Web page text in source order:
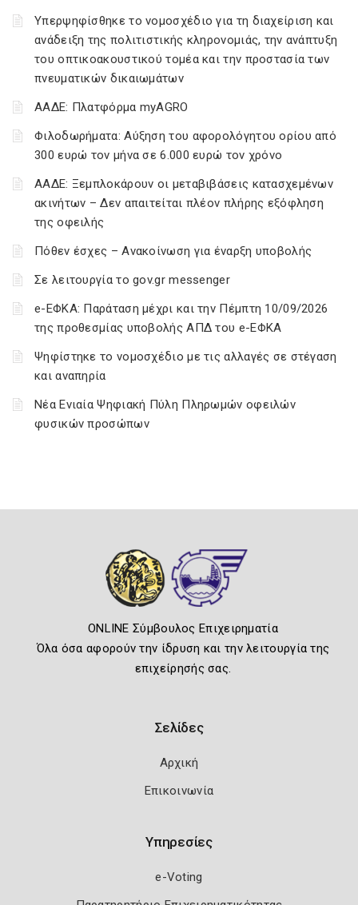
Υπερψηφίσθηκε το νομοσχέδιο για τη διαχείριση και
ανάδειξη της πολιτιστικής κληρονομιάς, την ανάπτυξη
του οπτικοακουστικού τομέα και την προστασία των
πνευματικών δικαιωμάτων
ΑΑΔΕ: Πλατφόρμα myAGRO
Φιλοδωρήματα: Αύξηση του αφορολόγητου ορίου από
300 ευρώ τον μήνα σε 6.000 ευρώ τον χρόνο
ΑΑΔΕ: Ξεμπλοκάρουν οι μεταβιβάσεις κατασχεμένων
ακινήτων – Δεν απαιτείται πλέον πλήρης εξόφληση
της οφειλής
Πόθεν έσχες – Ανακοίνωση για έναρξη υποβολής
Σε λειτουργία το gov.gr messenger
e-ΕΦΚΑ: Παράταση μέχρι και την Πέμπτη 10/09/2026
της προθεσμίας υποβολής ΑΠΔ του e-ΕΦΚΑ
Ψηφίστηκε το νομοσχέδιο με τις αλλαγές σε στέγαση
και αναπηρία
Νέα Ενιαία Ψηφιακή Πύλη Πληρωμών οφειλών
φυσικών προσώπων
ONLINE Σύμβουλος Επιχειρηματία
Όλα όσα αφορούν την ίδρυση και την λειτουργία της
επιχείρησής σας.
Σελίδες
Αρχική
Επικοινωνία
Υπηρεσίες
e-Voting